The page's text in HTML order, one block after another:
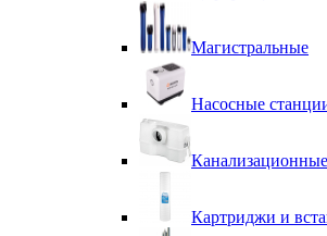
Магистральные
Насосные
Канализационные
Картриджи и